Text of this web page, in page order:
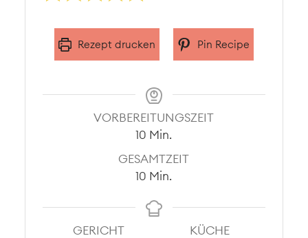
Rezept drucken Pin Recipe
VORBEREITUNGSZEIT
10 Minuten
Min.
GESAMTZEIT
10 Minuten
Min.
GERICHT
KÜCHE